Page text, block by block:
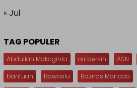
« Jul
TAG POPULER
Abdullah Mokoginta air bersih ASN
bantuan
Bawaslu Baznas Manado